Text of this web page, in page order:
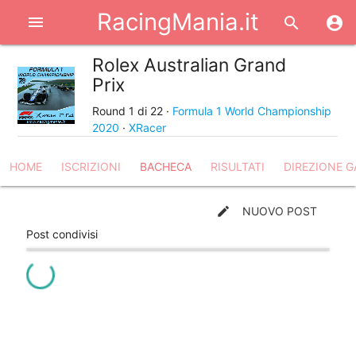
menu RacingMania.it search account_circle
Rolex Australian Grand
Prix
Round 1 di 22 · Formula 1 World Championship
2020 ·XRacer
HOME ISCRIZIONI BACHECA RISULTATI DIREZIONE
create
NUOVO POST
Post condivisi